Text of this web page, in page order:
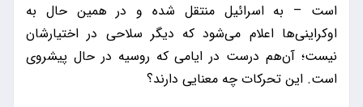
است – به اسرائیل منتقل شده و در همین حال به
اوکراینی‌ها اعلام می‌شود که دیگر سلاحی در اختیارشان
نیست؛ آن‌هم درست در ایامی که روسیه در حال پیشروی
است. این تحرکات چه معنایی دارند؟